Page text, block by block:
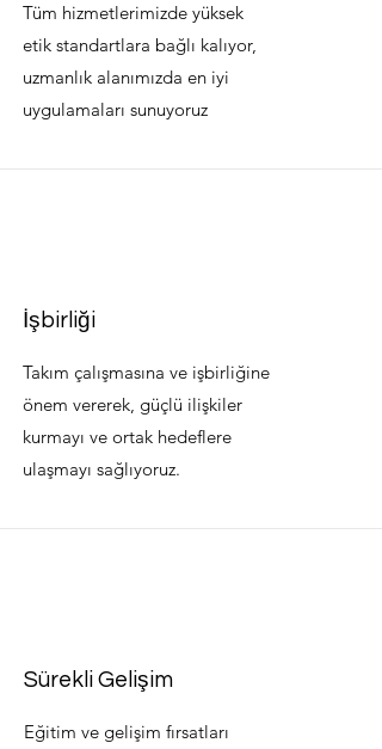
Tüm hizmetlerimizde yüksek
etik standartlara bağlı kalıyor,
uzmanlık alanımızda en iyi
uygulamaları sunuyoruz
İşbirliği
Takım çalışmasına ve işbirliğine
önem vererek, güçlü ilişkiler
kurmayı ve ortak hedeflere
ulaşmayı sağlıyoruz.
Sürekli Gelişim
Eğitim ve gelişim fırsatları